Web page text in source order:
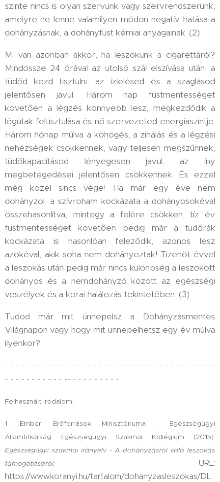
szinte nincs is olyan szervünk vagy szervrendszerünk,
amelyre ne lenne valamilyen módon negatív hatása a
dohányzásnak, a dohányfüst kémiai anyagainak. (2)
Mi van azonban akkor, ha leszokunk a cigarettáról?
Mindössze 24 órával az utolsó szál elszívása után, a
tüdőd kezd tisztulni, az ízlelésed és a szaglásod
jelentősen javul. Három nap füstmentességet
követően a légzés könnyebb lesz, megkezdődik a
légutak feltisztulása és nő szervezeted energiaszintje.
Három hónap múlva a köhögés, a zihálás és a légzési
nehézségek csökkennek, vagy teljesen megszűnnek,
tüdőkapacitásod lényegesen javul, az íny
megbetegedései jelentősen csökkennek. És ezzel
még közel sincs vége! Ha már egy éve nem
dohányzol, a szívroham kockázata a dohányosokéval
összehasonlítva, mintegy a felére csökken, tíz év
füstmentességet követően pedig már a tüdőrák
kockázata is hasonlóan feleződik, azonos lesz
azokéval, akik soha nem dohányoztak! Tizenöt évvel
a leszokás után pedig már nincs különbség a leszokott
dohányos és a nemdohányzó között az egészségi
veszélyek és a korai halálozás tekintetében. (3)
Tudod már mit ünnepelsz a Dohányzásmentes
Világnapon vagy hogy mit ünnepelhetsz egy év múlva
ilyenkor?
- - - - - - - - - - - - - - - - - - - - - - - - - - - - - - - - - - - - - --
- - - - - - - - - - - -- - - - - - - - - -
Felhasznált irodalom:
1. Emberi Erőforrások Minisztériuma - Egészségügyi
Államtitkárság Egészségügyi Szakmai Kollégium (2015):
Egészségügyi szakmai irányelv - A dohányzásról való leszokás
támogatásáról. URL:
https://www.koranyi.hu/tartalom/dohanyzasleszokas/DL